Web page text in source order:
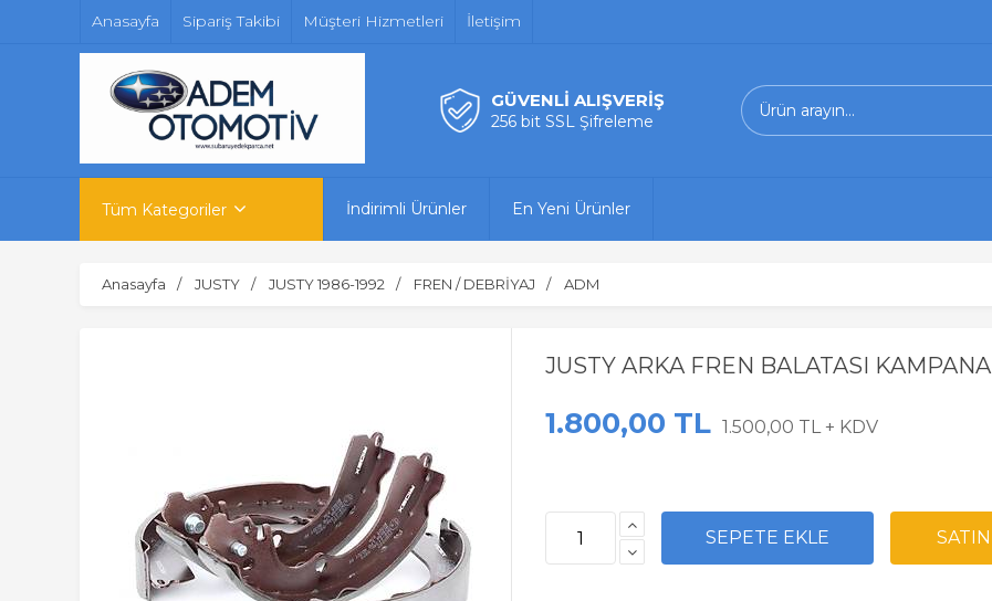
Anasayfa Sipariş Takibi Müşteri Hizmetleri İletişim
GÜVENLİ ALIŞVERİŞ
256 bit SSL Şifreleme
Tüm Kategoriler İndirimli Ürünler En Yeni Ürünler
Anasayfa JUSTY JUSTY 1986-1992 FREN / DEBRİYAJ ADM
JUSTY ARKA FREN BALATASI KAMPANA
1.800,00 TL 1.500,00 TL + KDV